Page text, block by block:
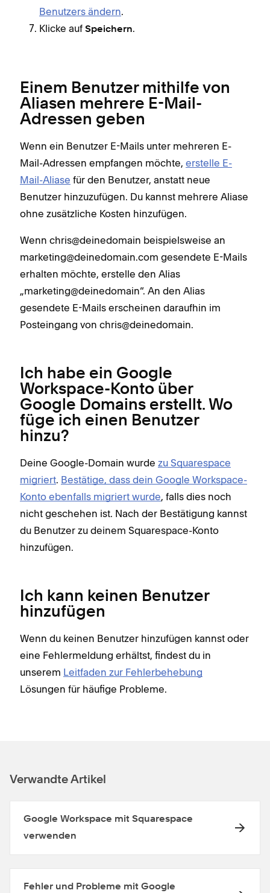
Benutzers ändern.
Klicke auf Speichern.
Einem Benutzer mithilfe von
Aliasen mehrere E-Mail-
Adressen geben
Wenn ein Benutzer E-Mails unter mehreren E-
Mail-Adressen empfangen möchte, erstelle E-
Mail-Aliase für den Benutzer, anstatt neue
Benutzer hinzuzufügen. Du kannst mehrere Aliase
ohne zusätzliche Kosten hinzufügen.
Wenn chris@deinedomain beispielsweise an
marketing@deinedomain.com gesendete E-Mails
erhalten möchte, erstelle den Alias
„marketing@deinedomain“. An den Alias
gesendete E-Mails erscheinen daraufhin im
Posteingang von chris@deinedomain.
Ich habe ein Google
Workspace-Konto über
Google Domains erstellt. Wo
füge ich einen Benutzer
hinzu?
Deine Google-Domain wurde zu Squarespace
migriert. Bestätige, dass dein Google Workspace-
Konto ebenfalls migriert wurde, falls dies noch
nicht geschehen ist. Nach der Bestätigung kannst
du Benutzer zu deinem Squarespace-Konto
hinzufügen.
Ich kann keinen Benutzer
hinzufügen
Wenn du keinen Benutzer hinzufügen kannst oder
eine Fehlermeldung erhältst, findest du in
unserem Leitfaden zur Fehlerbehebung
Lösungen für häufige Probleme.
Verwandte Artikel
Google Workspace mit Squarespace
verwenden
Fehler und Probleme mit Google